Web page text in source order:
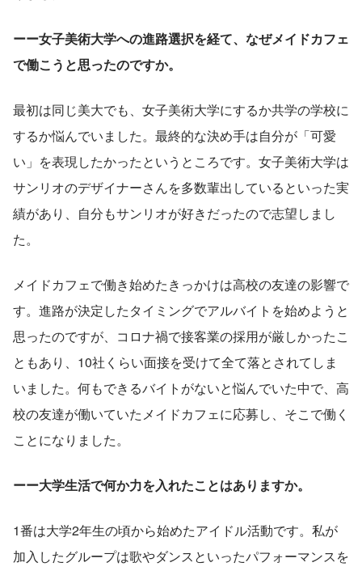
ーー女子美術大学への進路選択を経て、なぜメイドカフェ
で働こうと思ったのですか。
最初は同じ美大でも、女子美術大学にするか共学の学校に
するか悩んでいました。最終的な決め手は自分が「可愛
い」を表現したかったというところです。女子美術大学は
サンリオのデザイナーさんを多数輩出しているといった実
績があり、自分もサンリオが好きだったので志望しまし
た。
メイドカフェで働き始めたきっかけは高校の友達の影響で
す。進路が決定したタイミングでアルバイトを始めようと
思ったのですが、コロナ禍で接客業の採用が厳しかったこ
ともあり、10社くらい面接を受けて全て落とされてしま
いました。何もできるバイトがないと悩んでいた中で、高
校の友達が働いていたメイドカフェに応募し、そこで働く
ことになりました。
ーー大学生活で何か力を入れたことはありますか。
1番は大学2年生の頃から始めたアイドル活動です。私が
加入したグループは歌やダンスといったパフォーマンスを